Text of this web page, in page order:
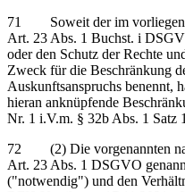
71 Soweit der im
Art. 23 Abs. 1 Buchst. i
oder den Schutz der Rechte
Zweck für die Beschränkung
Auskunftsanspruchs benennt,
hieran anknüpfende
Nr. 1 i.V.m. § 32b Abs. 1 Satz
72 (2) Die vorgenannten
Art. 23 Abs. 1 DSGVO
("notwendig") und den